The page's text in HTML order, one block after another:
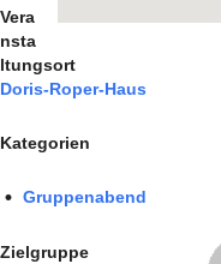
Vera
nsta
ltungsort
Doris-Roper-Haus
Kategorien
Gruppenabend
Zielgruppe